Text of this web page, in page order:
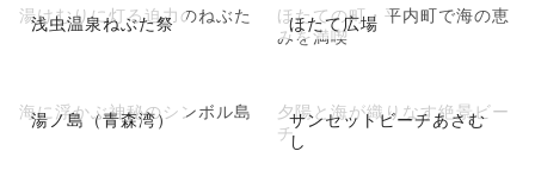
浅虫温泉ねぶた祭
湯けむりに灯る迫力のねぶた ほたて広場
ほたての町・平内町で海の恵
みを満喫
湯ノ島（青森湾）
海に浮かぶ神秘のシンボル島
サンセットビーチあさむ
し
夕陽と海が織りなす絶景ビー
チ